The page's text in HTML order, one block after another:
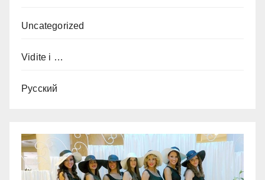
Uncategorized
Vidite i …
Русский